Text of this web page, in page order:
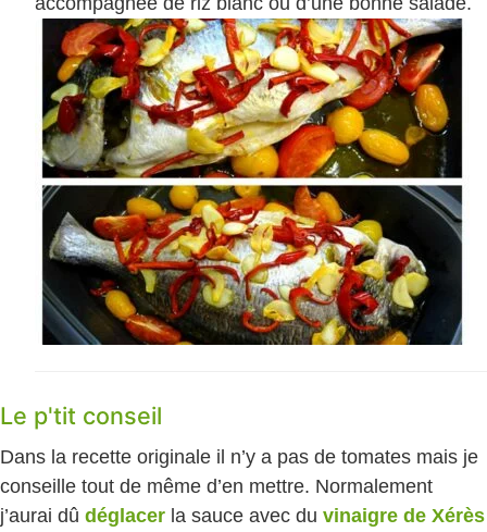
Le p'tit conseil
Dans la recette originale il n’y a pas de tomates mais je
conseille tout de même d’en mettre. Normalement
j’aurai dû déglacer la sauce avec du vinaigre de Xérès